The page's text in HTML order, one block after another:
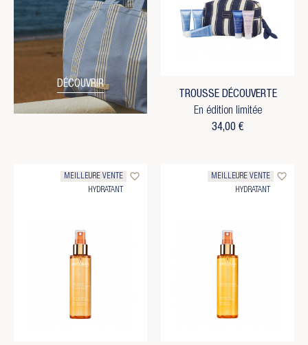
DÉCOUVRIR
TROUSSE DÉCOUVERTE
En édition limitée
34,00 €
MEILLEURE VENTE
HYDRATANT
favorite_border
MEILLEURE VENTE
HYDRATANT
favorite_border